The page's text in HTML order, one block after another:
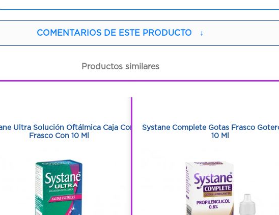
COMENTARIOS DE ESTE PRODUCTO ↓
Productos similares
Ultra Solución Oftálmica Caja Con
Frasco Con 10 Ml
Systane Complete Gotas Frasco
10 Ml